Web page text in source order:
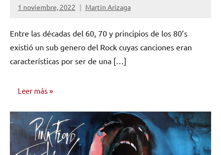
1 noviembre, 2022 Martin Arizaga
No
comentarios
Entre las décadas del 60, 70 y principios de los 80’s
existió un sub genero del Rock cuyas canciones eran
características por ser de una […]
Leer más
OPINIÓN